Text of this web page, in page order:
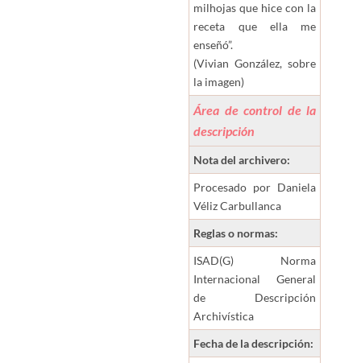
milhojas que hice con la
receta que ella me
enseñó”.
(Vivian González, sobre
la imagen)
Área de control de la
descripción
Nota del archivero:
Procesado por Daniela
Véliz Carbullanca
Reglas o normas:
ISAD(G) Norma
Internacional General
de Descripción
Archivística
Fecha de la descripción: